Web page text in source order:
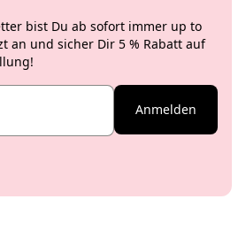
bist Du ab sofort immer up to
an und sicher Dir 5 % Rabatt auf
Anmelden